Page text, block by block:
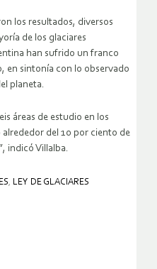
los resultados, diversos
de los glaciares
han sufrido un franco
en sintonía con lo observado
planeta.
áreas de estudio en los
del 10 por ciento de
indicó Villalba.
, LEY DE GLACIARES